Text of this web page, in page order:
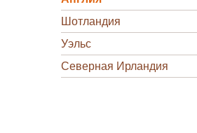
Шотландия
Уэльс
Северная Ирландия